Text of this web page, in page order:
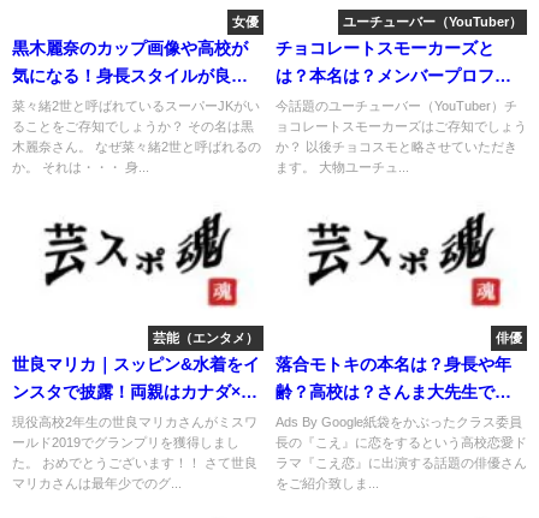
女優
黒木麗奈のカップ画像や高校が
気になる！身長スタイルが良い
理由
菜々緒2世と呼ばれているスーパーJKがい
ることをご存知でしょうか？ その名は黒
木麗奈さん。 なぜ菜々緒2世と呼ばれるの
か。 それは・・・ 身...
ユーチューバー（YouTuber）
チョコレートスモーカーズと
は？本名は？メンバープロフィ
ール紹介
今話題のユーチューバー（YouTuber）チ
ョコレートスモーカーズはご存知でしょう
か？ 以後チョコスモと略させていただき
ます。 大物ユーチュ...
芸能（エンタメ）
世良マリカ｜スッピン&水着をイ
ンスタで披露！両親はカナダ×ハ
ーフと判明
現役高校2年生の世良マリカさんがミスワ
ールド2019でグランプリを獲得しまし
た。 おめでとうございます！！ さて世良
マリカさんは最年少でのグ...
俳優
落合モトキの本名は？身長や年
齢？高校は？さんま大先生で子
役出演！
Ads By Google紙袋をかぶったクラス委員
長の『こえ』に恋をするという高校恋愛ド
ラマ『こえ恋』に出演する話題の俳優さん
をご紹介致しま...